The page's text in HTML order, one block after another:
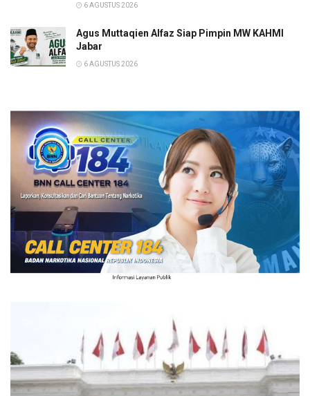
6 AGUSTUS 2026
Agus Muttaqien Alfaz Siap Pimpin MW KAHMI
Jabar
6 AGUSTUS 2026